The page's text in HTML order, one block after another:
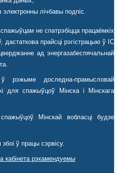
лічбавы подпіс.
не спатрэбіцца працаёмкіх
дастаткова прайсці рэгістрацыю ў ІС
ад энергазабеспячальнай
рэжыме доследна-прамысловай
для спажыўцоў Мінска і Мінскага
Мінскай вобласці будзе
ў працы сэрвісу.
кабінета рэкамендуемы